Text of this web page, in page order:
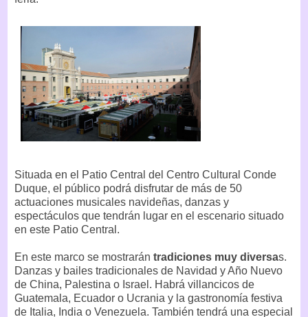
Situada en el Patio Central del Centro Cultural Conde
Duque, el público podrá disfrutar de más de 50
actuaciones musicales navideñas, danzas y
espectáculos que tendrán lugar en el escenario situado
en este Patio Central.
En este marco se mostrarán tradiciones muy diversas.
Danzas y bailes tradicionales de Navidad y Año Nuevo
de China, Palestina o Israel. Habrá villancicos de
Guatemala, Ecuador o Ucrania y la gastronomía festiva
de Italia, India o Venezuela. También tendrá una especial